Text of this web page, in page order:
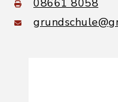
08661 8058